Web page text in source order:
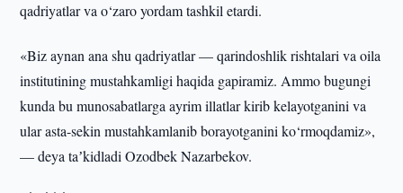
qadriyatlar va o‘zaro yordam tashkil etardi.
«Biz aynan ana shu qadriyatlar — qarindoshlik rishtalari va oila
institutining mustahkamligi haqida gapiramiz. Ammo bugungi
kunda bu munosabatlarga ayrim illatlar kirib kelayotganini va
ular asta-sekin mustahkamlanib borayotganini ko‘rmoqdamiz»,
— deya taʼkidladi Ozodbek Nazarbekov.